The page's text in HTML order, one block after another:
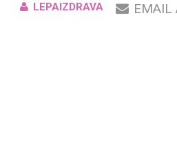
LEPAIZDRAVA EMAIL